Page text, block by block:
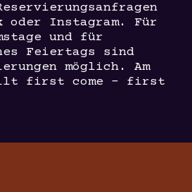
oder Instagram. Für
und für
Feiertags sind
möglich. Am
gilt first come – first